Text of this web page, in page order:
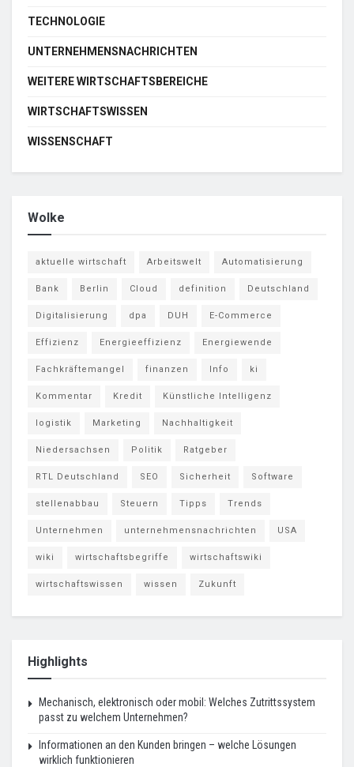
TECHNOLOGIE
UNTERNEHMENSNACHRICHTEN
WEITERE WIRTSCHAFTSBEREICHE
WIRTSCHAFTSWISSEN
WISSENSCHAFT
Wolke
aktuelle wirtschaft Arbeitswelt Automatisierung
Bank Berlin Cloud definition Deutschland
Digitalisierung dpa DUH E-Commerce
Effizienz Energieeffizienz Energiewende
Fachkräftemangel finanzen Info ki
Kommentar Kredit Künstliche Intelligenz
logistik Marketing Nachhaltigkeit
Niedersachsen Politik Ratgeber
RTL Deutschland SEO Sicherheit Software
stellenabbau Steuern Tipps Trends
Unternehmen unternehmensnachrichten USA
wiki wirtschaftsbegriffe wirtschaftswiki
wirtschaftswissen wissen Zukunft
Highlights
Mechanisch, elektronisch oder mobil: Welches Zutrittssystem
passt zu welchem Unternehmen?
Informationen an den Kunden bringen – welche Lösungen
wirklich funktionieren